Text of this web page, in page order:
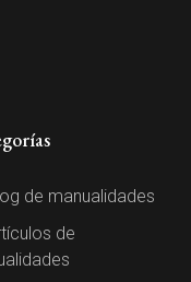
de manualidades
de